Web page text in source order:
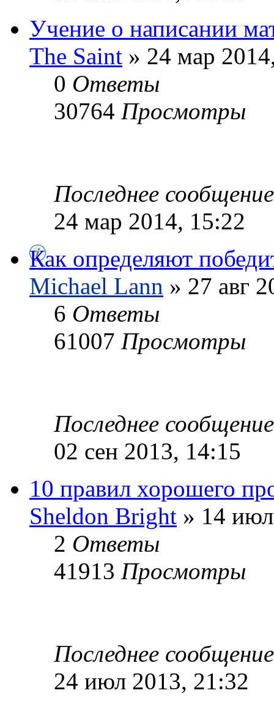
Учение о написании
The Saint » 24 мар
0 Ответы
30764 Просмотры
Последнее
24 мар 2014, 15:22
Как определяют
Michael Lann » 27 авг
6 Ответы
61007 Просмотры
Последнее
02 сен 2013, 14:15
10 правил хорошего
Sheldon Bright » 14
2 Ответы
41913 Просмотры
Последнее
24 июл 2013, 21:32